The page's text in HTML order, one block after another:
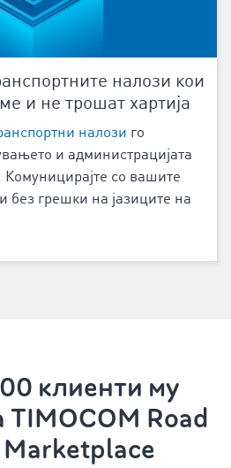
налози кои
и не трошат хартија
налози го
и администрацијата
со вашите
без грешки на јазиците на
клиенти му
TIMOCOM Road